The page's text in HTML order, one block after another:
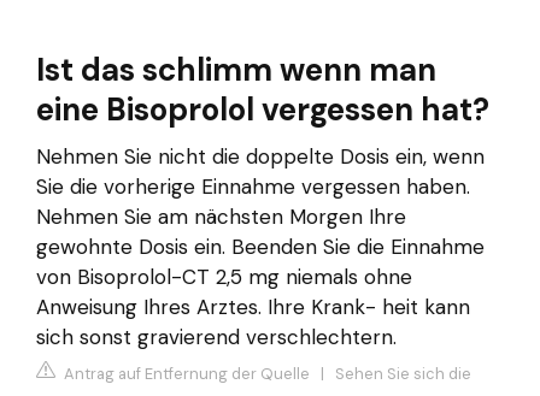
Ist das schlimm wenn man
eine Bisoprolol vergessen hat?
Nehmen Sie nicht die doppelte Dosis ein, wenn
Sie die vorherige Einnahme vergessen haben.
Nehmen Sie am nächsten Morgen Ihre
gewohnte Dosis ein. Beenden Sie die Einnahme
von Bisoprolol-CT 2,5 mg niemals ohne
Anweisung Ihres Arztes. Ihre Krank- heit kann
sich sonst gravierend verschlechtern.
Antrag auf Entfernung der Quelle | Sehen Sie sich die